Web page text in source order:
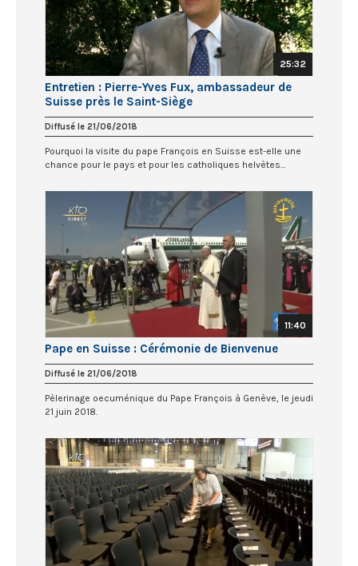
25:32
Entretien : Pierre-Yves Fux, ambassadeur de
Suisse près le Saint-Siège
Diffusé le 21/06/2018
Pourquoi la visite du pape François en Suisse est-elle une
chance pour le pays et pour les catholiques helvètes...
11:40
Pape en Suisse : Cérémonie de Bienvenue
Diffusé le 21/06/2018
Pèlerinage oecuménique du Pape François à Genève, le jeudi
21 juin 2018.